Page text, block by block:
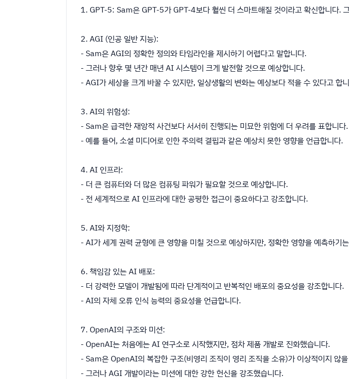
1. GPT-5: Sam은 GPT-5가 GPT-4보다 훨씬 더 스마트해질 것이라고 확신합니다.
2. AGI (인공 일반 지능):
- Sam은 AGI의 정확한 정의와 타임라인을 제시하기 어렵다고 말합니다.
- 그러나 향후 몇 년간 매년 AI 시스템이 크게 발전할 것으로 예상합니다.
- AGI가 세상을 크게 바꿀 수 있지만, 일상생활의 변화는 예상보다 적을 수 있다고 합
3. AI의 위험성:
- Sam은 급격한 재앙적 사건보다 서서히 진행되는 미묘한 위험에 더 우려를 표합니다.
- 예를 들어, 소셜 미디어로 인한 주의력 결핍과 같은 예상치 못한 영향을 언급합니다.
4. AI 인프라:
- 더 큰 컴퓨터와 더 많은 컴퓨팅 파워가 필요할 것으로 예상합니다.
- 전 세계적으로 AI 인프라에 대한 공평한 접근이 중요하다고 강조합니다.
5. AI와 지정학:
- AI가 세계 권력 균형에 큰 영향을 미칠 것으로 예상하지만, 정확한 영향을 예측하기
6. 책임감 있는 AI 배포:
- 더 강력한 모델이 개발됨에 따라 단계적이고 반복적인 배포의 중요성을 강조합니다.
- AI의 자체 오류 인식 능력의 중요성을 언급합니다.
7. OpenAI의 구조와 미션:
- OpenAI는 처음에는 AI 연구소로 시작했지만, 점차 제품 개발로 진화했습니다.
- Sam은 OpenAI의 복잡한 구조(비영리 조직이 영리 조직을 소유)가 이상적이지 않
- 그러나 AGI 개발이라는 미션에 대한 강한 헌신을 강조했습니다.